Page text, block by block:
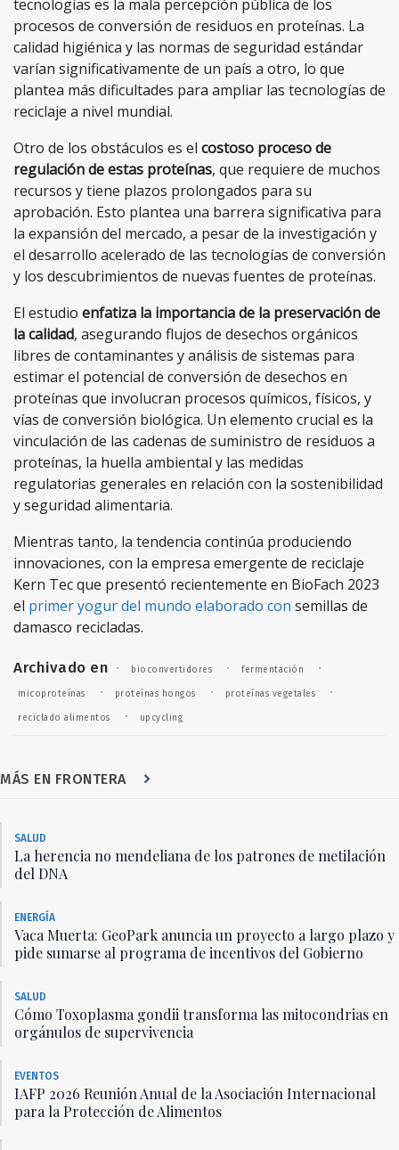
tecnologías es la mala percepción pública de los
procesos de conversión de residuos en proteínas. La
calidad higiénica y las normas de seguridad estándar
varían significativamente de un país a otro, lo que
plantea más dificultades para ampliar las tecnologías de
reciclaje a nivel mundial.
Otro de los obstáculos es el costoso proceso de
regulación de estas proteínas, que requiere de muchos
recursos y tiene plazos prolongados para su
aprobación. Esto plantea una barrera significativa para
la expansión del mercado, a pesar de la investigación y
el desarrollo acelerado de las tecnologías de conversión
y los descubrimientos de nuevas fuentes de proteínas.
El estudio enfatiza la importancia de la preservación de
la calidad, asegurando flujos de desechos orgánicos
libres de contaminantes y análisis de sistemas para
estimar el potencial de conversión de desechos en
proteínas que involucran procesos químicos, físicos, y
vías de conversión biológica. Un elemento crucial es la
vinculación de las cadenas de suministro de residuos a
proteínas, la huella ambiental y las medidas
regulatorias generales en relación con la sostenibilidad
y seguridad alimentaria.
Mientras tanto, la tendencia continúa produciendo
innovaciones, con la empresa emergente de reciclaje
Kern Tec que presentó recientemente en BioFach 2023
el primer yogur del mundo elaborado con semillas de
damasco recicladas.
Archivado en · bioconvertidores · fermentación ·
micoproteínas · proteínas hongos · proteínas vegetales ·
reciclado alimentos · upcycling
MÁS EN FRONTERA
SALUD
La herencia no mendeliana de los patrones de metilación
del DNA
ENERGÍA
Vaca Muerta: GeoPark anuncia un proyecto a largo plazo y
pide sumarse al programa de incentivos del Gobierno
SALUD
Cómo Toxoplasma gondii transforma las mitocondrias en
orgánulos de supervivencia
EVENTOS
IAFP 2026 Reunión Anual de la Asociación Internacional
para la Protección de Alimentos